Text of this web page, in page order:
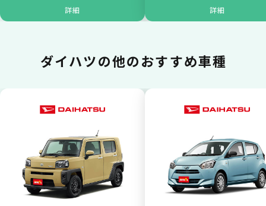
一括払いが可能
いままで難しかったカーリースの利用料金を
一括（一回）払いで可能。
詳細 詳細
ダイハツの他のおすすめ車種